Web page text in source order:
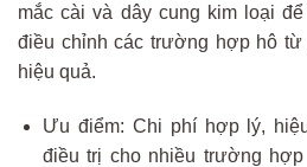
mắc cài và dây cung kim loại
điều chỉnh các trường hợp hô từ
hiệu quả.
Ưu điểm: Chi phí hợp lý,
điều trị cho nhiều trường